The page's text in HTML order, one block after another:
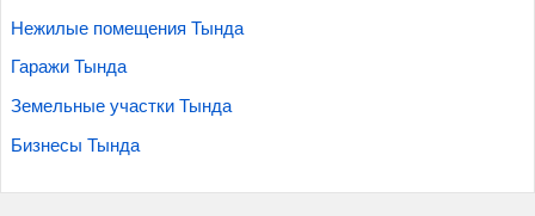
Нежилые помещения Тында
Гаражи Тында
Земельные участки Тында
Бизнесы Тында